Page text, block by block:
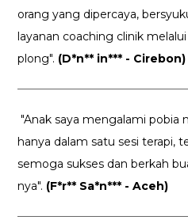
orang yang dipercaya,
layanan coaching clinik
plong". (D*n** in*** - Cirebon)
"Anak saya mengalami pobia
hanya dalam satu sesi terapi,
semoga sukses dan berkah
nya". (F*r** Sa*n*** - Aceh)